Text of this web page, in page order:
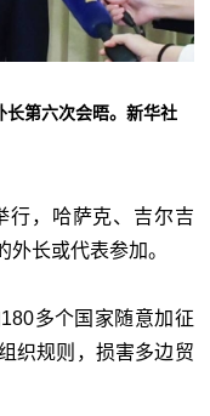
第六次会晤。新华社
行，哈萨克、吉尔吉
长或代表参加。
多个国家随意加征
织规则，损害多边贸